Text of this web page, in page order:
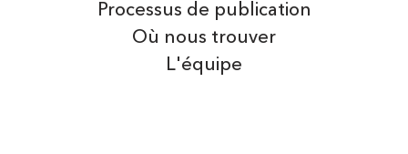
Processus de publication
Où nous trouver
L'équipe